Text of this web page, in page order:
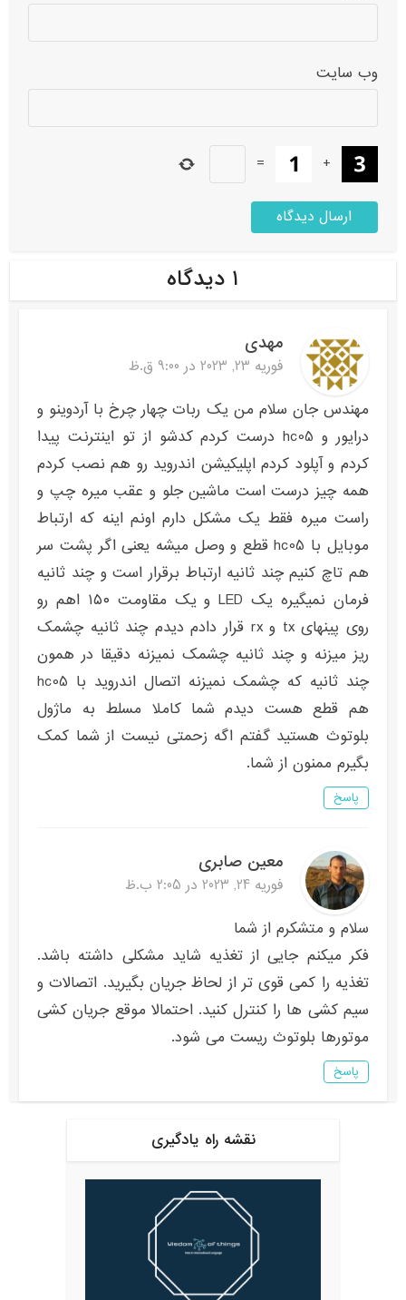
وب‌ سایت
+
=
۱ دیدگاه
مهدی
فوریه 23, 2023 در 9:00 ق.ظ
مهندس جان سلام من یک ربات چهار چرخ با آردوینو و
درایور و hc05 درست کردم کدشو از تو اینترنت پیدا
کردم و آپلود کردم اپلیکیشن اندروید رو هم نصب کردم
همه چیز درست است ماشین جلو و عقب میره چپ و
راست میره فقط یک مشکل دارم اونم اینه که ارتباط
موبایل با hc05 قطع و وصل میشه یعنی اگر پشت سر
هم تاچ کنیم چند ثانیه ارتباط برقرار است و چند ثانیه
فرمان نمیگیره یک LED و یک مقاومت ۱۵۰ اهم رو
روی پینهای tx و rx قرار دادم دیدم چند ثانیه چشمک
ریز میزنه و چند ثانیه چشمک نمیزنه دقیقا در همون
چند ثانیه که چشمک نمیزنه اتصال اندروید با hc05
هم قطع هست دیدم شما کاملا مسلط به ماژول
بلوتوث هستید گفتم اگه زحمتی نیست از شما کمک
بگیرم ممنون از شما.
پاسخ
معین صابری
فوریه 24, 2023 در 2:05 ب.ظ
سلام و متشکرم از شما
فکر میکنم جایی از تغذیه شاید مشکلی داشته باشد.
تغذیه را کمی قوی تر از لحاظ جریان بگیرید. اتصالات و
سیم کشی ها را کنترل کنید. احتمالا موقع جریان کشی
موتورها بلوتوث ریست می شود.
پاسخ
نقشه راه یادگیری